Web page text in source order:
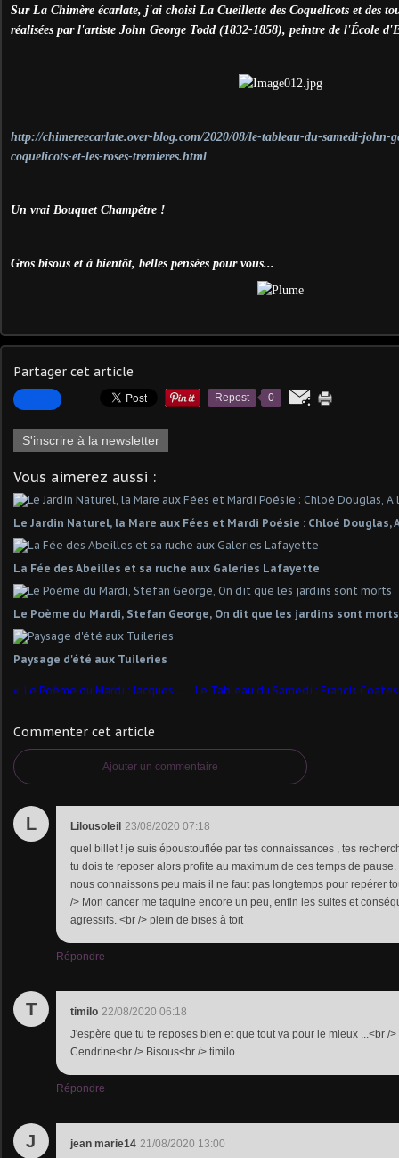
Sur La Chimère écarlate, j'ai choisi La Cueillette des Coquelicots et des
réalisées par l'artiste John George Todd (1832-1858), peintre de l'École
http://chimereecarlate.over-blog.com/2020/08/le-tableau-du-samedi-john-
coquelicots-et-les-roses-tremieres.html
Un vrai Bouquet Champêtre !
Gros bisous et à bientôt, belles pensées pour vous...
Partager cet article
Repost 0
S'inscrire à la newsletter
Vous aimerez aussi :
Le Jardin Naturel, la Mare aux Fées et Mardi Poésie : Chloé Douglas,
La Fée des Abeilles et sa ruche aux Galeries Lafayette
Le Poème du Mardi, Stefan George, On dit que les jardins sont morts
Paysage d'été aux Tuileries
Le Poème du Mardi : Jacques Prévert, Fête Foraine
Commenter cet article
Ajouter un commentaire
L Lilousoleil 23/08/2020 07:18
quel billet ! je suis époustouflée par tes connaissances , tes
tu dois te reposer alors profite au maximum de ces temps de
nous connaissons peu mais il ne faut pas longtemps pour repérer
/> Mon cancer me taquine encore un peu, enfin les suites et
agressifs. <br /> plein de bises à toit
Répondre
T timilo 22/08/2020 06:18
J'espère que tu te reposes bien et que tout va pour le mieux ...<br /
Cendrine<br /> Bisous<br /> timilo
Répondre
J jean marie14 21/08/2020 13:00